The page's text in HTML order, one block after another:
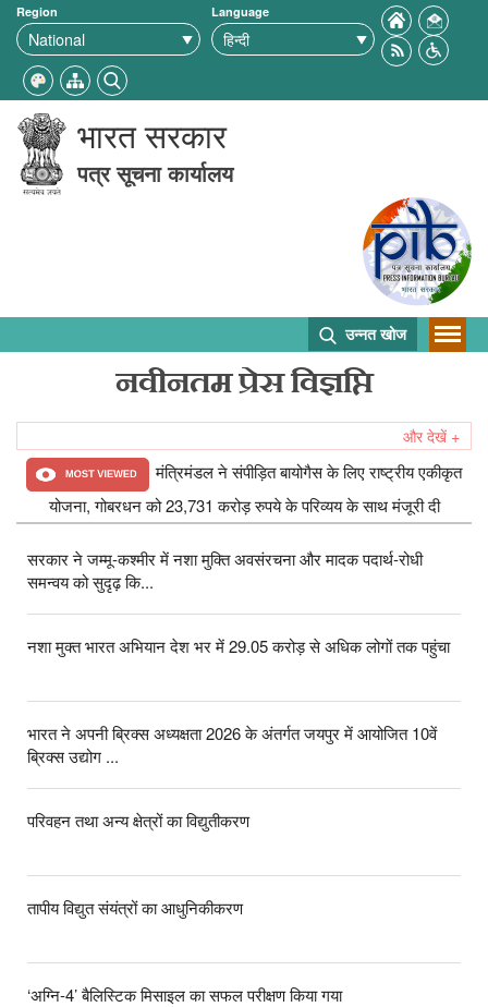
Region Language
भारत सरकार
पत्र सूचना कार्यालय
उन्नत खोज
नवीनतम प्रेस विज्ञप्ति
और देखें +
मंत्रिमंडल ने संपीड़ित बायोगैस के लिए राष्ट्रीय एकीकृत
योजना, गोबरधन को 23,731 करोड़ रुपये के परिव्यय के साथ मंजूरी दी
सरकार ने जम्मू-कश्मीर में नशा मुक्ति अवसंरचना और मादक पदार्थ-रोधी
समन्वय को सुदृढ़ कि...
नशा मुक्त भारत अभियान देश भर में 29.05 करोड़ से अधिक लोगों तक पहुंचा
भारत ने अपनी ब्रिक्स अध्यक्षता 2026 के अंतर्गत जयपुर में आयोजित 10वें
ब्रिक्स उद्योग ...
परिवहन तथा अन्य क्षेत्रों का विद्युतीकरण
तापीय विद्युत संयंत्रों का आधुनिकीकरण
‘अग्नि-4’ बैलिस्टिक मिसाइल का सफल परीक्षण किया गया